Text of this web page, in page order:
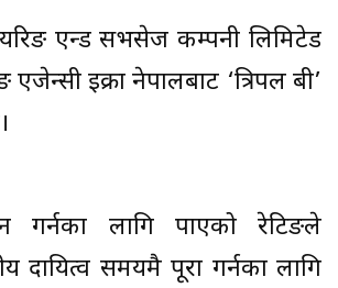
एन्ड सर्भिसेज कम्पनी लिमिटेड
इक्रा नेपालबाट ‘त्रिपल बी’
गर्नका लागि पाएको रेटिङले
दायित्व समयमै पूरा गर्नका लागि